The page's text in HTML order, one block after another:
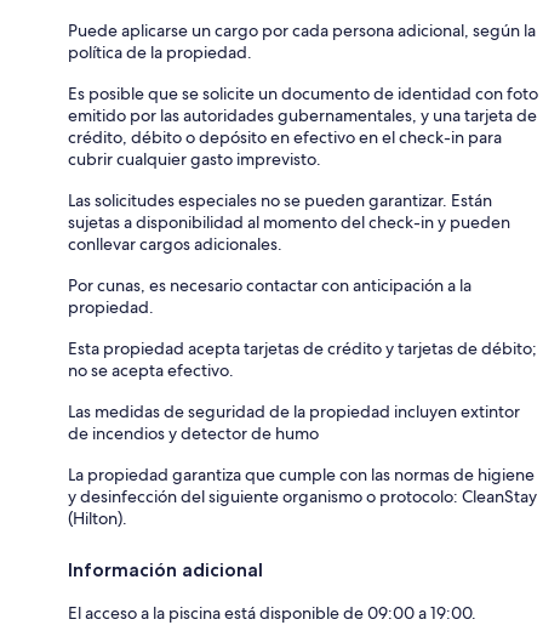
Puede aplicarse un cargo por cada persona adicional, según la
política de la propiedad.
Es posible que se solicite un documento de identidad con foto
emitido por las autoridades gubernamentales, y una tarjeta de
crédito, débito o depósito en efectivo en el check-in para
cubrir cualquier gasto imprevisto.
Las solicitudes especiales no se pueden garantizar. Están
sujetas a disponibilidad al momento del check-in y pueden
conllevar cargos adicionales.
Por cunas, es necesario contactar con anticipación a la
propiedad.
Esta propiedad acepta tarjetas de crédito y tarjetas de débito;
no se acepta efectivo.
Las medidas de seguridad de la propiedad incluyen extintor
de incendios y detector de humo
La propiedad garantiza que cumple con las normas de higiene
y desinfección del siguiente organismo o protocolo: CleanStay
(Hilton).
Información adicional
El acceso a la piscina está disponible de 09:00 a 19:00.